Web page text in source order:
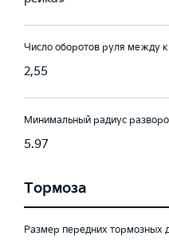
Число оборотов руля между
2,55
Минимальный радиус
5.97
Тормоза
Размер передних тормозных